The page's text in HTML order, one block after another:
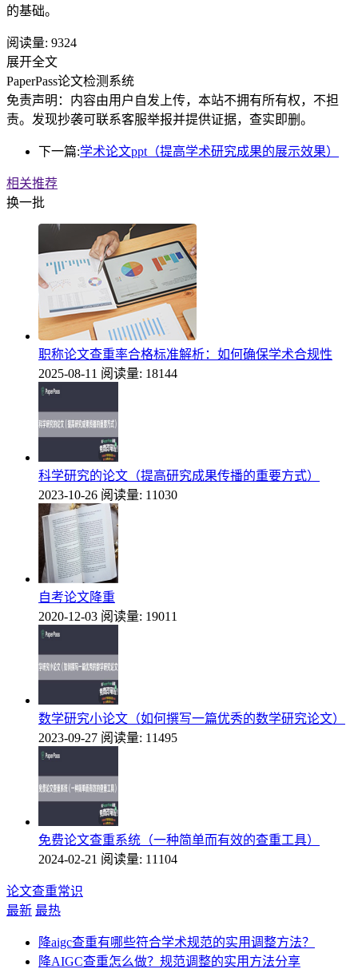
的基础。
阅读量: 9324
展开全文
PaperPass论文检测系统
免责声明：内容由用户自发上传，本站不拥有所有权，不担
责。发现抄袭可联系客服举报并提供证据，查实即删。
下一篇:学术论文ppt（提高学术研究成果的展示效果）
相关推荐
换一批
职称论文查重率合格标准解析：如何确保学术合规性
2025-08-11 阅读量: 18144
科学研究的论文（提高研究成果传播的重要方式）
2023-10-26 阅读量: 11030
自考论文降重
2020-12-03 阅读量: 19011
数学研究小论文（如何撰写一篇优秀的数学研究论文）
2023-09-27 阅读量: 11495
免费论文查重系统（一种简单而有效的查重工具）
2024-02-21 阅读量: 11104
论文查重常识
最新 最热
降aigc查重有哪些符合学术规范的实用调整方法？
降AIGC查重怎么做？规范调整的实用方法分享